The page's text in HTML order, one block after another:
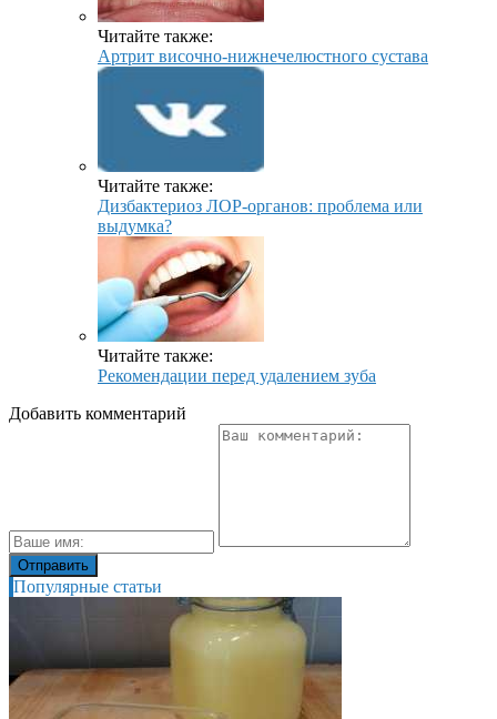
Читайте также:
Артрит височно-нижнечелюстного сустава
Читайте также:
Дизбактериоз ЛОР-органов: проблема или
выдумка?
Читайте также:
Рекомендации перед удалением зуба
Добавить комментарий
Популярные статьи